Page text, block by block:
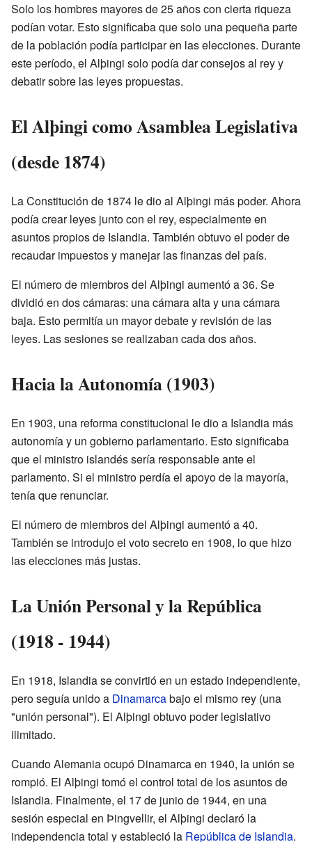
Solo los hombres mayores de 25 años con cierta riqueza
podían votar. Esto significaba que solo una pequeña parte
de la población podía participar en las elecciones. Durante
este período, el Alþingi solo podía dar consejos al rey y
debatir sobre las leyes propuestas.
El Alþingi como Asamblea Legislativa
(desde 1874)
La Constitución de 1874 le dio al Alþingi más poder. Ahora
podía crear leyes junto con el rey, especialmente en
asuntos propios de Islandia. También obtuvo el poder de
recaudar impuestos y manejar las finanzas del país.
El número de miembros del Alþingi aumentó a 36. Se
dividió en dos cámaras: una cámara alta y una cámara
baja. Esto permitía un mayor debate y revisión de las
leyes. Las sesiones se realizaban cada dos años.
Hacia la Autonomía (1903)
En 1903, una reforma constitucional le dio a Islandia más
autonomía y un gobierno parlamentario. Esto significaba
que el ministro islandés sería responsable ante el
parlamento. Si el ministro perdía el apoyo de la mayoría,
tenía que renunciar.
El número de miembros del Alþingi aumentó a 40.
También se introdujo el voto secreto en 1908, lo que hizo
las elecciones más justas.
La Unión Personal y la República
(1918 - 1944)
En 1918, Islandia se convirtió en un estado independiente,
pero seguía unido a Dinamarcabajo el mismo rey (una
"unión personal"). El Alþingi obtuvo poder legislativo
ilimitado.
Cuando Alemania ocupó Dinamarca en 1940, la unión se
rompió. El Alþingi tomó el control total de los asuntos de
Islandia. Finalmente, el 17 de junio de 1944, en una
sesión especial en Þingvellir, el Alþingi declaró la
independencia total y estableció la República de Islandia.